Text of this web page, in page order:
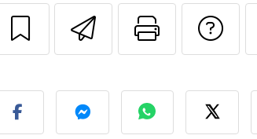
Envoyer